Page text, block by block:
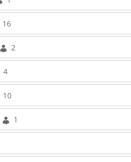
16
2
4
10
1